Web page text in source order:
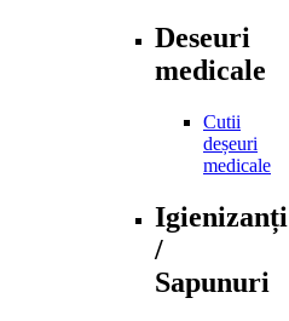
Deseuri
medicale
Cutii
deșeuri
medicale
Igienizanți
/
Sapunuri